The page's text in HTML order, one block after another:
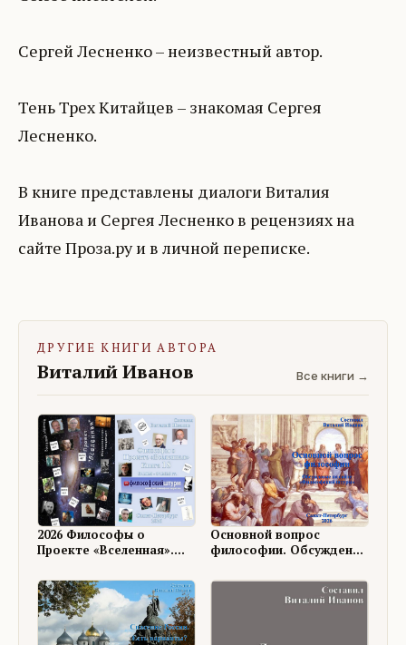
Сергей Лесненко – неизвестный автор.
Тень Трех Китайцев – знакомая Сергея
Лесненко.
В книге представлены диалоги Виталия
Иванова и Сергея Лесненко в рецензиях на
сайте Проза.ру и в личной переписке.
ДРУГИЕ КНИГИ АВТОРА
Виталий Иванов Все книги →
2026 Философы о
Проекте «Вселенная».
Основной вопрос
философии. Обсуждение